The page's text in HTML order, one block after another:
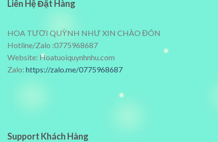
Liên Hệ Đặt Hàng
HOA TƯƠI QUỲNH NHƯ XIN CHÀO ĐÓN
Hotline/Zalo :0775968687
Website: Hoatuoiquynhnhu.com
Zalo: https://zalo.me/0775968687
Support Khách Hàng